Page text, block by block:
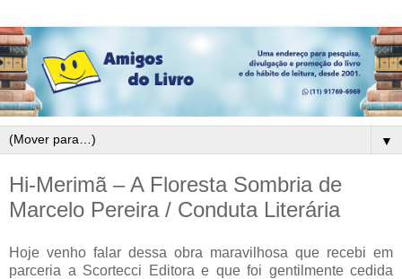
▼
Hi-Merimã – A Floresta Sombria de
Marcelo Pereira / Conduta Literária
Hoje venho falar dessa obra maravilhosa que recebi em
parceria a Scortecci Editora e que foi gentilmente cedida